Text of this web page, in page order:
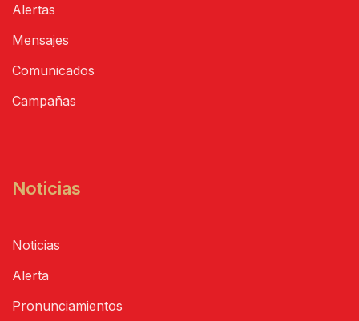
Alertas
Mensajes
Comunicados
Campañas
Noticias
Noticias
Alerta
Pronunciamientos